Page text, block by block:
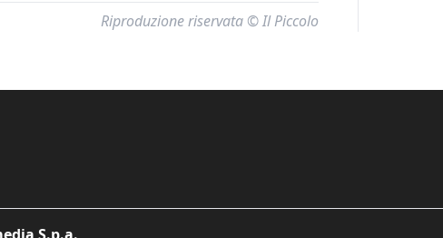
Riproduzione riservata © Il Piccolo